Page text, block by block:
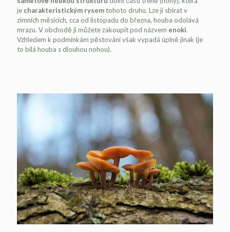
je charakteristickým rysemtohoto druhu. Lze ji sbírat v
zimních měsících, cca od listopadu do března, houba odolává
mrazu. V obchodě ji můžete zakoupit pod názvem enoki.
Vzhledem k podmínkám pěstování však vypadá úplně jinak (je
to bílá houba s dlouhou nohou).